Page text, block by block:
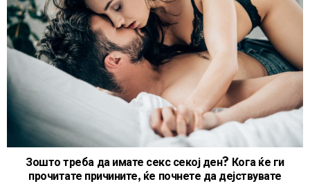
Зошто треба да имате секс секој ден? Кога ќе ги
прочитате причините, ќе почнете да дејствувате